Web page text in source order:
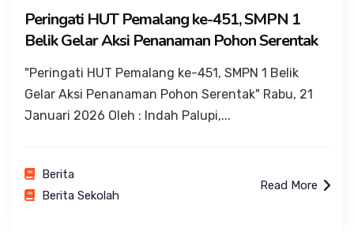
Peringati HUT Pemalang ke-451, SMPN 1
Belik Gelar Aksi Penanaman Pohon Serentak
"Peringati HUT Pemalang ke-451, SMPN 1 Belik
Gelar Aksi Penanaman Pohon Serentak" Rabu, 21
Januari 2026 Oleh : Indah Palupi,...
Berita
Berita Sekolah
Read More